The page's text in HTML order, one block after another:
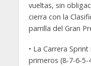
vueltas, sin
cierra con la
parrilla del Gran
• La Carrera
primeros (8-7-6-